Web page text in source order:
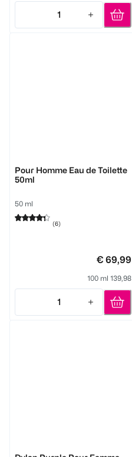
1
Quantity: 1
Pour Homme Eau de Toilette
50ml
50 ml
(6)
€ 69,99
100 ml 139,98
1
Quantity: 1